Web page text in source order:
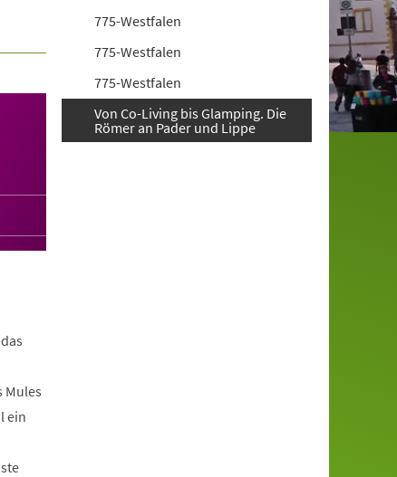
Mules
ein
775-Westfalen
775-Westfalen
775-Westfalen
Von Co-Living bis Glamping. Die
Römer an Pader und Lippe